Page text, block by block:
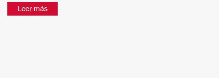
Leer más